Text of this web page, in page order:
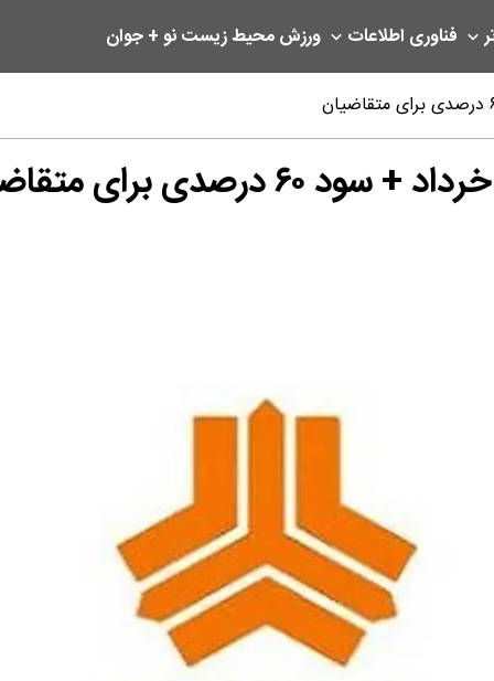
فناوری اطلاعات ورزشمحیط زیستنو + جوان